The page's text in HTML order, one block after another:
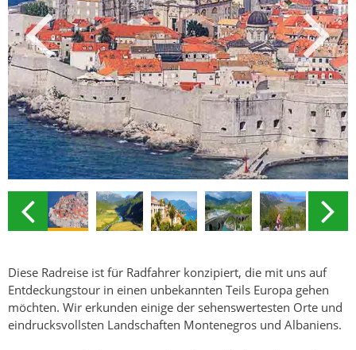
Diese Radreise ist für Radfahrer konzipiert, die mit uns auf
Entdeckungstour in einen unbekannten Teils Europa gehen
möchten. Wir erkunden einige der sehenswertesten Orte und
eindrucksvollsten Landschaften Montenegros und Albaniens.